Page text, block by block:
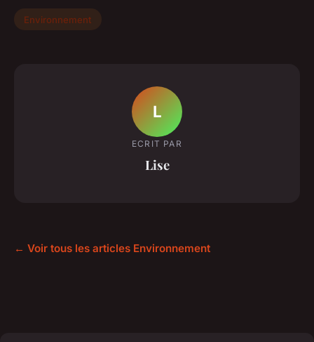
Environnement
L
ECRIT PAR
Lise
← Voir tous les articles Environnement